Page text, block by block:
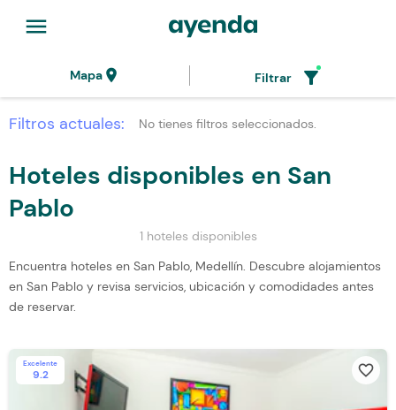
menu
Mapalocation_on Filtrar filter_alt
Filtros actuales: No tienes filtros seleccionados.
Hoteles disponibles en San
Pablo
1 hoteles disponibles
Encuentra hoteles en San Pablo, Medellín. Descubre alojamientos
en San Pablo y revisa servicios, ubicación y comodidades antes
de reservar.
Excelente
9.2 favorite_border